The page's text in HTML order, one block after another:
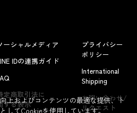
よくあるお問い合わせ
ーシャルメディア
IDの連携ガイド
定商取引法に
する表示
プライバシー
ポリシー
International
Shipping
お問い合わせ/
リクエスト
上およびコンテンツの最適な提供、ト
してCookieを使用しています。